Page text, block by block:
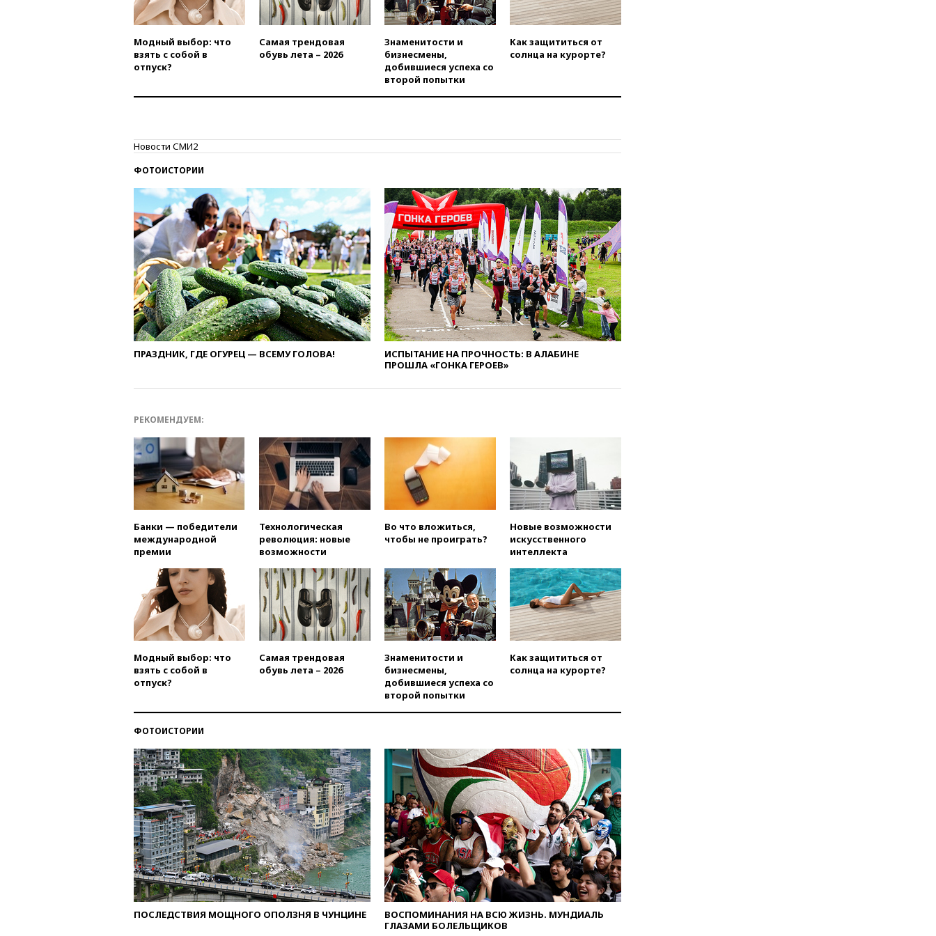
беспилотников
золотых медалей выиграли на
ЧЕ российские синхронистки
вчера, 20:08По всей Грузии
снова отключилось
дефицит ракет с попыткой
Запада принудить Киев к
уступкам
вчера, 19:45Памфилова: ЦИК
примет беспрецедентные
меры безопасности во время
выборов
вчера, 19:35Памфилова
сообщила об омоложении
партийных списков на выборах
в Госдуму
вчера, 19:25
номер «Единой России» в
вчера, 18:56
Wildberries
отрицает перенос основной
логистики за пределы России
склад маркетплейса Rozetka
сгорел под Киевом
лишился роли в фильме
Барри Левинсона на фоне
обвинений в насилии
вчера, 18:28Выборы ректора
ГИТИСа перенесены на «после
вчера, 18:15 Путин указал на
нехватку врачей в
вчера, 17:58ЕС отменил
вчера, 17:45Шуваев сообщил
об учащении атак ВСУ на
Белгородскую область
вчера, 17:35 Шуваев за два с
половиной месяца посетил
все округа Белгородской
области
вчера, 17:25Путин встретился
с врио губернатора
Белгородской области
Шуваевым
вчера, 17:20
Модный выбор: что
взять с собой в
отпуск?
Самая трендовая
обувь лета – 2026
Знаменитости и
бизнесмены,
добившиеся успеха со
второй попытки
Как защититься от
солнца на курорте?
Новости СМИ2
ФОТОИСТОРИИ
ПРАЗДНИК, ГДЕ ОГУРЕЦ — ВСЕМУ ГОЛОВА!
ИСПЫТАНИЕ НА ПРОЧНОСТЬ: В АЛАБИНЕ
ПРОШЛА «ГОНКА ГЕРОЕВ»
РЕКОМЕНДУЕМ:
Банки — победители
международной
премии
Технологическая
революция: новые
возможности
Во что вложиться,
чтобы не проиграть?
Новые возможности
искусственного
интеллекта
Модный выбор: что
взять с собой в
отпуск?
Самая трендовая
обувь лета – 2026
Знаменитости и
бизнесмены,
добившиеся успеха со
второй попытки
Как защититься от
солнца на курорте?
ФОТОИСТОРИИ
ПОСЛЕДСТВИЯ МОЩНОГО ОПОЛЗНЯ В ЧУНЦИНЕ
ВОСПОМИНАНИЯ НА ВСЮ ЖИЗНЬ. МУНДИАЛЬ
ГЛАЗАМИ БОЛЕЛЬЩИКОВ